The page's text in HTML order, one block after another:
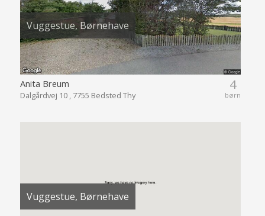
Vuggestue, Børnehave
4
børn
Anita Breum
Dalgårdvej 10 , 7755 Bedsted Thy
Vuggestue, Børnehave